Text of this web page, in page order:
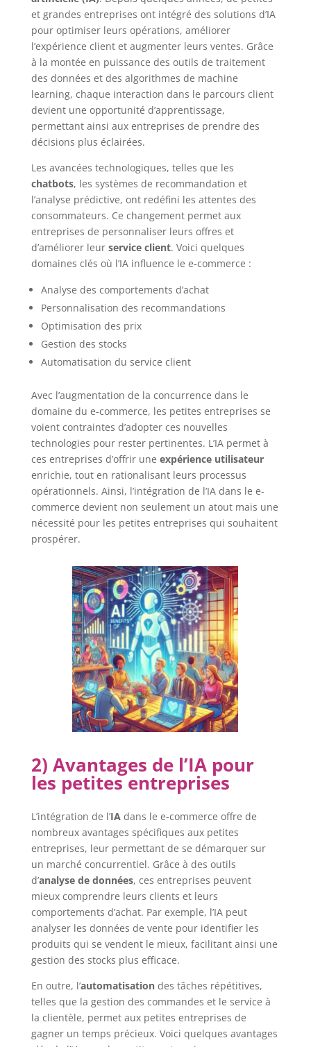
et grandes entreprises ont intégré des solutions d’IA
pour optimiser leurs opérations, améliorer
l’expérience client et augmenter leurs ventes. Grâce
à la montée en puissance des outils de traitement
des données et des algorithmes de machine
learning, chaque interaction dans le parcours client
devient une opportunité d’apprentissage,
permettant ainsi aux entreprises de prendre des
décisions plus éclairées.
Les avancées technologiques, telles que les
chatbots, les systèmes de recommandation et
l’analyse prédictive, ont redéfini les attentes des
consommateurs. Ce changement permet aux
entreprises de personnaliser leurs offres et
d’améliorer leur service client. Voici quelques
domaines clés où l’IA influence le e-commerce :
Analyse des comportements d’achat
Personnalisation des recommandations
Optimisation des prix
Gestion des stocks
Automatisation du service client
Avec l’augmentation de la concurrence dans le
domaine du e-commerce, les petites entreprises se
voient contraintes d’adopter ces nouvelles
technologies pour rester pertinentes. L’IA permet à
ces entreprises d’offrir une expérience utilisateur
enrichie, tout en rationalisant leurs processus
opérationnels. Ainsi, l’intégration de l’IA dans le e-
commerce devient non seulement un atout mais une
nécessité pour les petites entreprises qui souhaitent
prospérer.
2) Avantages de l’IA pour
les petites entreprises
L’intégration de l’IA dans le e-commerce offre de
nombreux avantages spécifiques aux petites
entreprises, leur permettant de se démarquer sur
un marché concurrentiel. Grâce à des outils
d’analyse de données, ces entreprises peuvent
mieux comprendre leurs clients et leurs
comportements d’achat. Par exemple, l’IA peut
analyser les données de vente pour identifier les
produits qui se vendent le mieux, facilitant ainsi une
gestion des stocks plus efficace.
En outre, l’automatisationdes tâches répétitives,
telles que la gestion des commandes et le service à
la clientèle, permet aux petites entreprises de
gagner un temps précieux. Voici quelques avantages